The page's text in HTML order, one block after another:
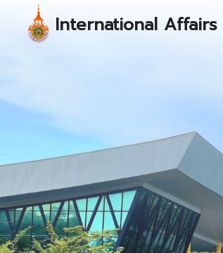
content
International Affairs